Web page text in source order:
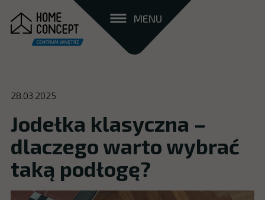
MENU
28.03.2025
Jodełka klasyczna –
dlaczego warto wybrać
taką podłogę?